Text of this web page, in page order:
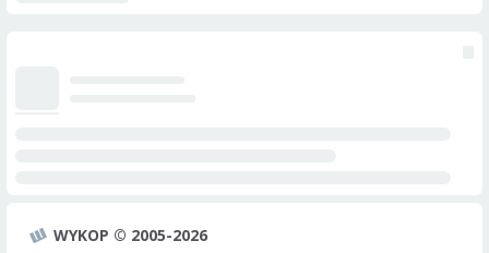
WYKOP © 2005-2026